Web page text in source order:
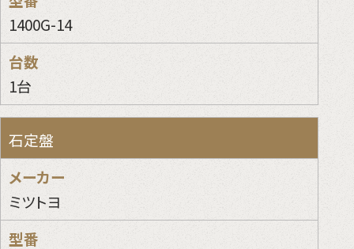
1400G-14
1台
石定盤
ミツトヨ